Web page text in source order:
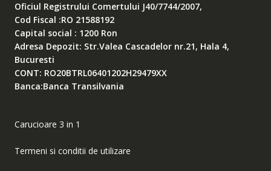
Oficiul Registrului Comertului J40/7744/2007,
Cod Fiscal :RO 21588192
Capital social : 1200 Ron
Adresa Depozit: Str.Valea Cascadelor nr.21, Hala 4,
Bucuresti
CONT: RO20BTRL06401202H29479XX
Banca:Banca Transilvania
Carucioare 3 in 1
Termeni si conditii de utilizare